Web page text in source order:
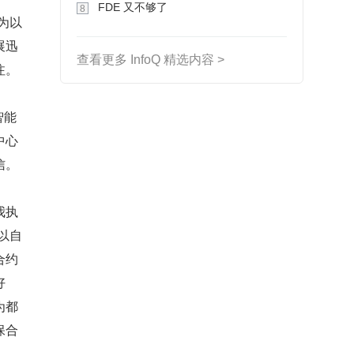
以
迅
能
心
执
自
约
都
合
8 FDE 又不够了
查看更多 InfoQ 精选内容 >